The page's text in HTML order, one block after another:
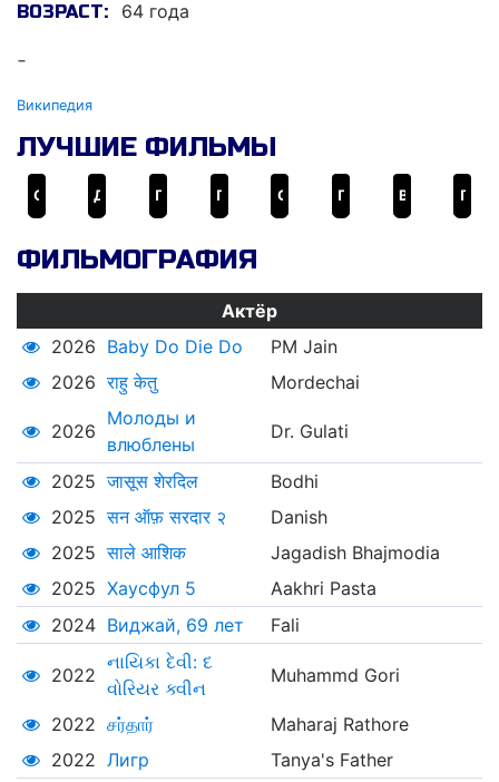
ВОЗРАСТ: 64 года
-
Википедия
ЛУЧШИЕ ФИЛЬМЫ
ФИЛЬМОГРАФИЯ
Актёр
2026 Baby Do Die Do
PM Jain
2026 राहु केतु Mordechai
2026
Молоды и
влюблены
Dr. Gulati
2025 जासूस शेरदिल
Bodhi
2025 सन ऑफ़ सरदार २
Danish
2025 साले आशिक
Jagadish Bhajmodia
2025 Хаусфул 5
Aakhri Pasta
2024 Виджай, 69 лет Fali
2022
નાયિકા દેવી: દ
વોરિયર ક્વીન
Muhammd Gori
2022 சர்தார்
Maharaj Rathore
2022 Лигр
Tanya's Father